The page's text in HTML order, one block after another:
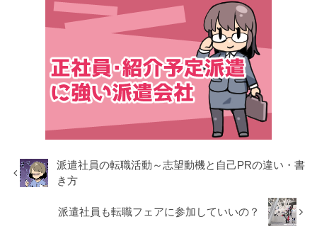
派遣社員の転職活動～志望動機と自己PRの違い・書
き方
派遣社員も転職フェアに参加していいの？